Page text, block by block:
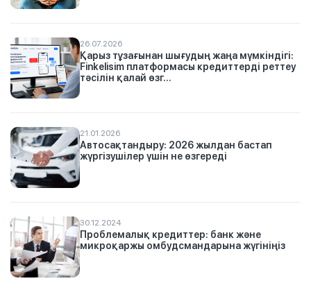
26.07.2026
Қарыз тұзағынан шығудың жаңа мүмкіндігі:
Finkelisim платформасы кредиттерді реттеу
тәсілін қалай өзг...
21.01.2026
Автосақтандыру: 2026 жылдан бастап
жүргізушілер үшін не өзгереді
30.12.2024
Проблемалық кредиттер: банк және
микроқаржы омбудсмандарына жүгініңіз